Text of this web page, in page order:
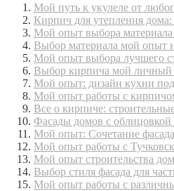
Мой путь к укулеле от
Кирпич для утепления
Мой опыт выбора материала
Выбор материала мой опыт
Мой опыт выбора лучшего
Выбор кирпича мой
Мой опыт: дизайн кухни
Мой опыт работы с
Все о кирпиче:
Фасады домов с
Мой опыт: Сочетание
Мой опыт работы с
Мой опыт строительства
Выбор стиля фасада для
Мой опыт работы с